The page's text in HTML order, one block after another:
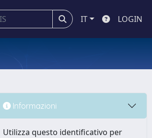
IT LOGIN
Informazioni
Utilizza questo identificativo per